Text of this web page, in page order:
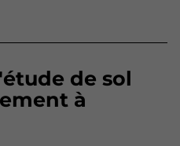
de sol
à